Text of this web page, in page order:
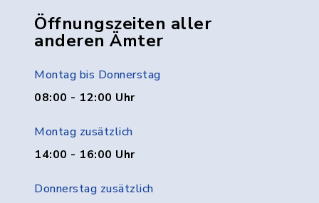
Öffnungszeiten aller
anderen Ämter
Montag bis Donnerstag
08:00 - 12:00 Uhr
Montag zusätzlich
14:00 - 16:00 Uhr
Donnerstag zusätzlich